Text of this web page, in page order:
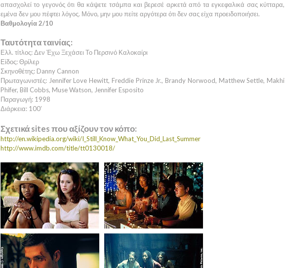
απασχολεί το γεγονός ότι θα κάψετε τσάμπα και βερεσέ αρκετά από τα εγκεφαλικά σας κύτταρα,
εμένα δεν μου πέφτει λόγος. Μόνο, μην μου πείτε αργότερα ότι δεν σας είχα προειδοποιήσει.
Βαθμολογία 2/10
Ταυτότητα ταινίας:
Ελλ. τίτλος: Δεν Έχω Ξεχάσει Το Περσινό Καλοκαίρι
Είδος: Θρίλερ
Σκηνοθέτης: Danny Cannon
Πρωταγωνιστές: Jennifer Love Hewitt, Freddie Prinze Jr., Brandy Norwood, Matthew Settle, Makhi
Phifer, Bill Cobbs, Muse Watson, Jennifer Esposito
Παραγωγή: 1998
Διάρκεια: 100’
Σχετικά sites που αξίζουν τον κόπο:
http://en.wikipedia.org/wiki/I_Still_Know_What_You_Did_Last_Summer
http://www.imdb.com/title/tt0130018/